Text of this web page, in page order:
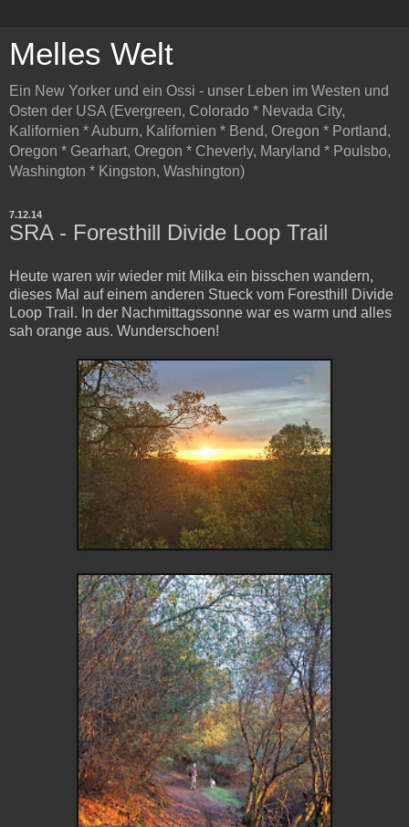
Melles Welt
Ein New Yorker und ein Ossi - unser Leben im Westen und
Osten der USA (Evergreen, Colorado * Nevada City,
Kalifornien * Auburn, Kalifornien * Bend, Oregon * Portland,
Oregon * Gearhart, Oregon * Cheverly, Maryland * Poulsbo,
Washington * Kingston, Washington)
7.12.14
SRA - Foresthill Divide Loop Trail
Heute waren wir wieder mit Milka ein bisschen wandern,
dieses Mal auf einem anderen Stueck vom Foresthill Divide
Loop Trail. In der Nachmittagssonne war es warm und alles
sah orange aus. Wunderschoen!